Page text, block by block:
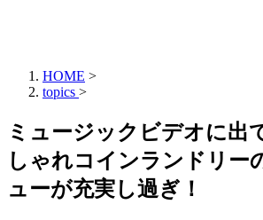
HOME >
topics >
ミュージックビデオに
しゃれコインランドリー
ューが充実し過ぎ！